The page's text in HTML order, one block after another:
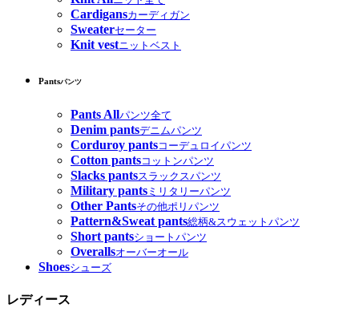
Cardigansカーディガン
Sweaterセーター
Knit vestニットベスト
Pantsパンツ
Pants Allパンツ全て
Denim pantsデニムパンツ
Corduroy pantsコーデュロイパンツ
Cotton pantsコットンパンツ
Slacks pantsスラックスパンツ
Military pants ミリタリーパンツ
Other Pantsその他ポリパンツ
Pattern&Sweat pants総柄&スウェットパンツ
Short pantsショートパンツ
Overallsオーバーオール
Shoesシューズ
レディース